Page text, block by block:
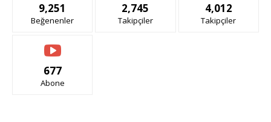
9,251
Beğenenler
2,745
Takipçiler
4,012
Takipçiler
677
Abone